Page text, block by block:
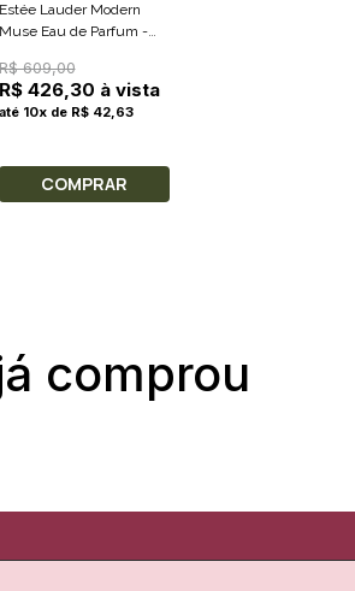
Estée Lauder Modern
Muse Eau de Parfum -
609,00
R$ 426,30 à vista
até 10x de R$ 42,63
COMPRAR
comprou